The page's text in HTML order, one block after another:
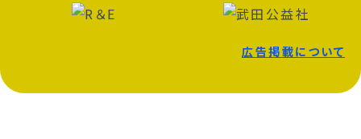
広告掲載について